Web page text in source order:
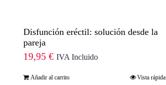
Disfunción eréctil: solución desde la
pareja
19,95€ IVA Incluido
Añadir al carrito Vista rápida